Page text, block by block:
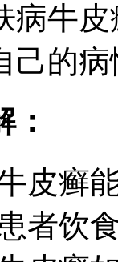
病牛
己的
皮癣
者饮